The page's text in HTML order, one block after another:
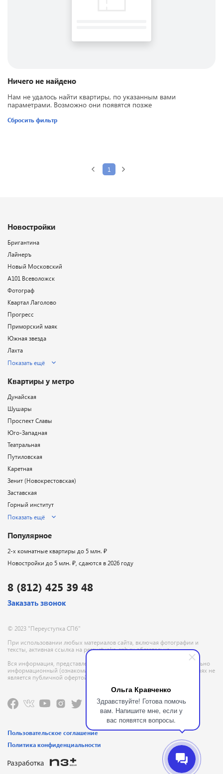
Ольга Кравченко
Здравствуйте! Готова помочь
вам. Напишите мне, если у
вас появятся вопросы.
Ничего не найдено
Нам не удалось найти квартиры, по указанным вами
параметрами. Возможно они появятся позже
Сбросить фильтр
1
8 (812) 425 39 48
Заказать звонок
© 2023 "Переуступка СПб"
При использовании любых материалов сайта, включая фотографии и
тексты, активная ссылка на pereustupka-spb.ru обязательна
Вся информация, представленная на данном сайте, носит исключительно
информационный (ознакомительный) характер и ни при каких условиях не
является публичной офертой, определяемой положениями ГК РФ
Новостройки
Бригантина
Лайнеръ
Новый Московский
А101 Всеволожск
Фотограф
Квартал Лаголово
Прогресс
Приморский маяк
Южная звезда
Лахта
Показать ещё
Квартиры у метро
Дунайская
Шушары
Проспект Славы
Юго-Западная
Театральная
Путиловская
Каретная
Зенит (Новокрестовская)
Заставская
Горный институт
Показать ещё
Популярное
2-х комнатные квартиры до 5 млн. ₽
Новостройки до 5 млн. ₽, сдаются в 2026 году
Пользовательское соглашение
Политика конфиденциальности